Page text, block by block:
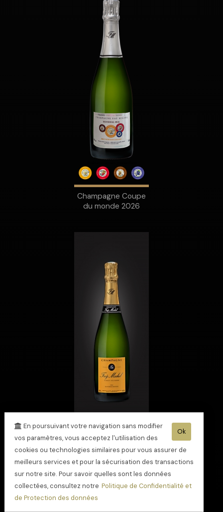
Champagne Coupe
du monde 2026
Champagne Cuvée
gourmandise
Ok
En poursuivant votre navigation sans modifier
vos paramètres, vous acceptez l'utilisation des
cookies ou technologies similaires pour vous assurer de
meilleurs services et pour la sécurisation des transactions
sur notre site. Pour savoir quelles sont les données
collectées, consultez notre Politique de Confidentialité et
de Protection des données